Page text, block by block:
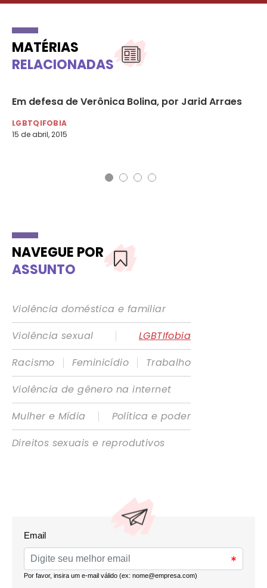
MATÉRIAS
RELACIONADAS
Em defesa de Verônica Bolina, por Jarid Arraes
LGBTQIFOBIA
15 de abril, 2015
NAVEGUE POR
ASSUNTO
Violência doméstica e familiar
Violência sexual
|
LGBTIfobia
Racismo
| Feminicídio |
Trabalho
Violência de gênero na internet
Mulher e Mídia
|
Política e poder
Direitos sexuais e reprodutivos